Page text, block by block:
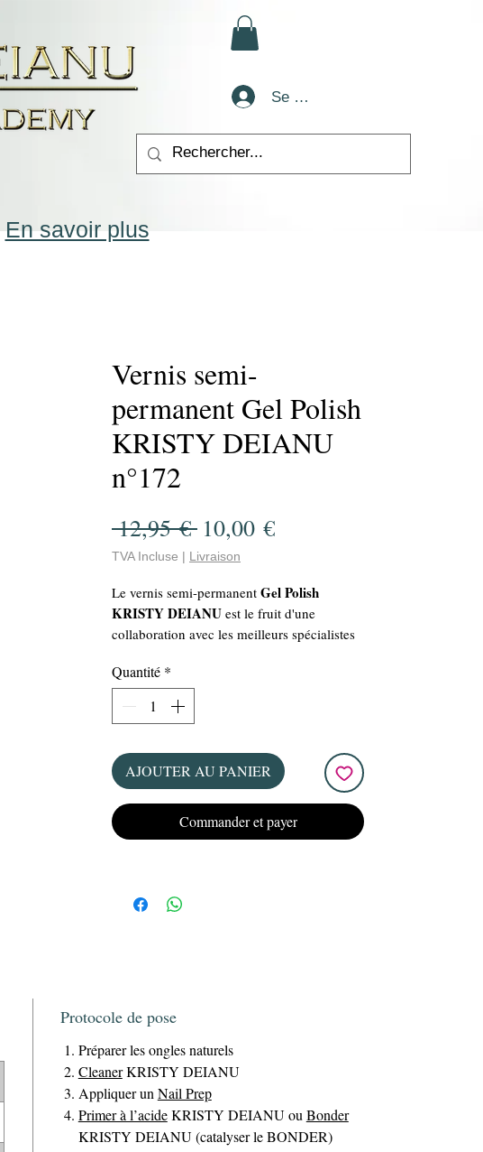
Se connecter
Vernis semi-
permanent Gel Polish
KRISTY DEIANU
n°172
12,95 € Prix
original
10,00 €Prix
TVA Incluse | Livraison
Le vernis semi-permanent Gel Polish
KRISTY DEIANU est le fruit d'une
collaboration avec les meilleurs spécialistes
vegan et offre une manucure parfaite grâce à
sa grande capacité de couvrance et sa
facilité d'application. Avec une bouteille de
imbattable!!! De plus, sa tenue longue durée
de plusieurs semaines vous assure une
manucure impeccable pour un bon moment.
Offrez à vos ongles un look impeccable et
durable avec le vernis semi-permanentGel
Quantité *
AJOUTER AU PANIER
Commander et payer
Protocole de pose
Préparer les ongles naturels
CleanerKRISTY DEIANU
Appliquer unNail Prep
Primer à l’acideKRISTY DEIANU ouBonder
KRISTY DEIANU (catalyser le BONDER)
En savoir plus